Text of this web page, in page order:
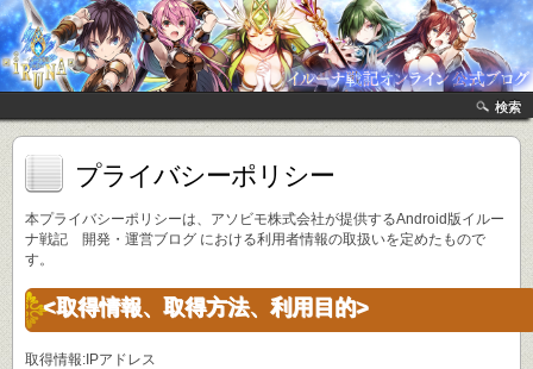
検索
プライバシーポリシー
本プライバシーポリシーは、アソビモ株式会社が提供するAndroid版イルー
ナ戦記 開発・運営ブログ における利用者情報の取扱いを定めたもので
す。
<取得情報、取得方法、利用目的>
取得情報:IPアドレス